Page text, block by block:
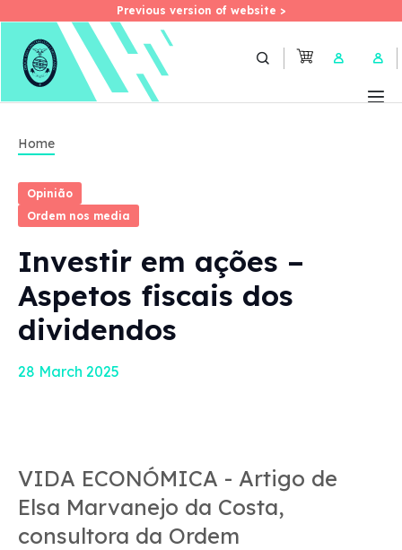
Skip
Previous version of website >
Previous version of website >
User
Home
Opinião
Ordem nos media
Investir em ações –
Aspetos fiscais dos
dividendos
28 March 2025
VIDA ECONÓMICA - Artigo de
Elsa Marvanejo da Costa,
consultora da Ordem